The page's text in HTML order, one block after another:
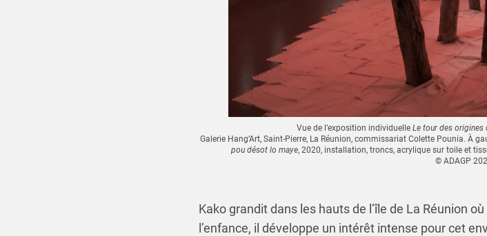
Vue de l’exposition individuelle Le tour des origines
Galerie Hang’Art, Saint-Pierre, La Réunion, commissariat Colette Pounia. À
pou désot lo maye, 2020, installation, troncs, acrylique sur toile et
© ADAGP
Kako grandit dans les hauts de l’île de La Réunion
l’enfance, il développe un intérêt intense pour cet